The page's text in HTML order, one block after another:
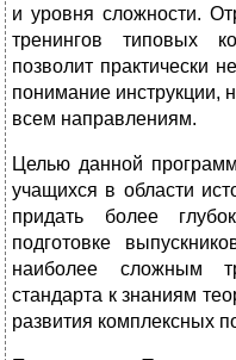
и уровня сложности.
тренингов типовых
позволит практически
понимание инструкции,
всем направлениям.
Целью данной
учащихся в области
придать более
подготовке
наиболее сложным
стандарта к знаниям
развития комплексных